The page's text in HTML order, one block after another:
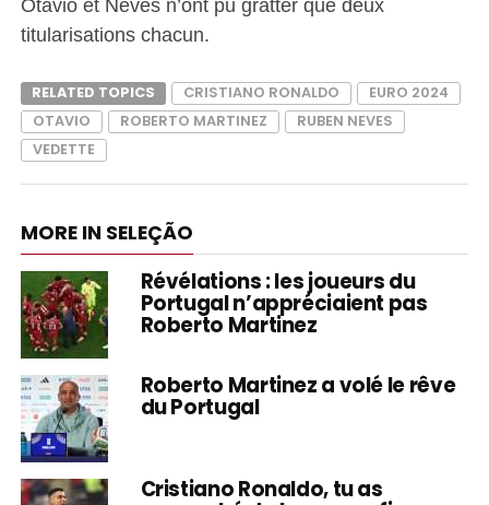
Otávio et Neves n’ont pu gratter que deux
titularisations chacun.
RELATED TOPICS CRISTIANO RONALDO
EURO 2024
OTAVIO
ROBERTO MARTINEZ
RUBEN NEVES
VEDETTE
MORE IN SELEÇÃO
Révélations : les joueurs du
Portugal n’appréciaient pas
Roberto Martinez
Roberto Martinez a volé le rêve
du Portugal
Cristiano Ronaldo, tu as